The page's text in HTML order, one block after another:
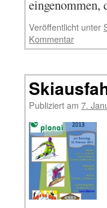
eingenommen,
Veröffentlicht unter
Kommentar
Publiziert am 7.